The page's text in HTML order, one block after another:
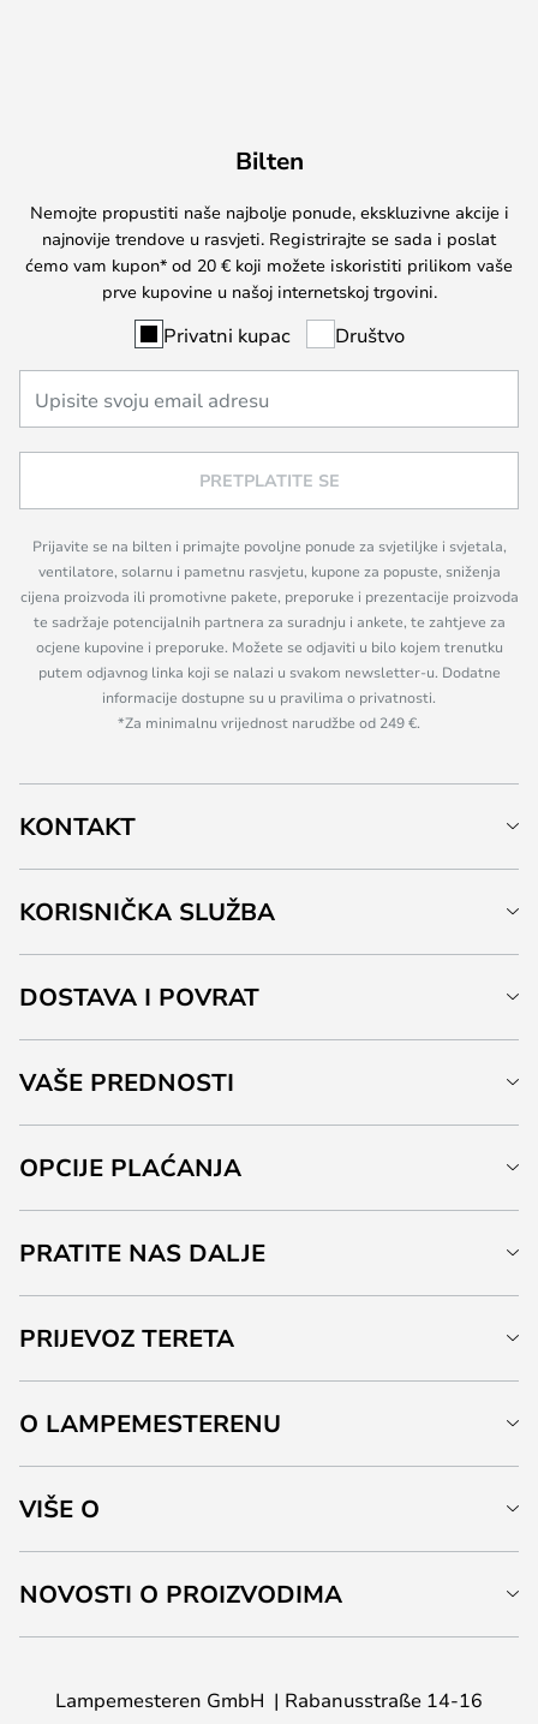
Bilten
Nemojte propustiti naše najbolje ponude, ekskluzivne akcije i
najnovije trendove u rasvjeti. Registrirajte se sada i poslat
ćemo vam kupon* od 20 € koji možete iskoristiti prilikom vaše
prve kupovine u našoj internetskoj trgovini.
Privatni kupac Društvo
PRETPLATITE SE
Prijavite se na bilten i primajte povoljne ponude za svjetiljke i svjetala,
ventilatore, solarnu i pametnu rasvjetu, kupone za popuste, sniženja
cijena proizvoda ili promotivne pakete, preporuke i prezentacije proizvoda
te sadržaje potencijalnih partnera za suradnju i ankete, te zahtjeve za
ocjene kupovine i preporuke. Možete se odjaviti u bilo kojem trenutku
putem odjavnog linka koji se nalazi u svakom newsletter-u. Dodatne
informacije dostupne su u pravilima o privatnosti.
*Za minimalnu vrijednost narudžbe od 249 €.
KONTAKT
KORISNIČKA SLUŽBA
DOSTAVA I POVRAT
VAŠE PREDNOSTI
OPCIJE PLAĆANJA
PRATITE NAS DALJE
PRIJEVOZ TERETA
O LAMPEMESTERENU
VIŠE O
NOVOSTI O PROIZVODIMA
Lampemesteren GmbH Rabanusstraße 14-16